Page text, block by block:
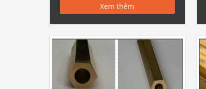
dựng, Nội thất Iterm: Ống tròn Hex
Brass – Ống tròn Ống lục giác – Ống và
ống bằng […]
Xem thêm